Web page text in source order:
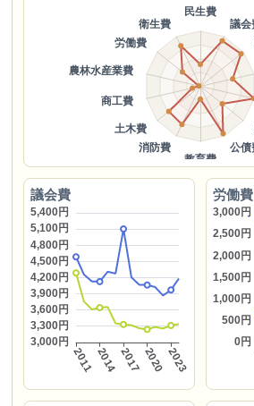
議会費 労働費